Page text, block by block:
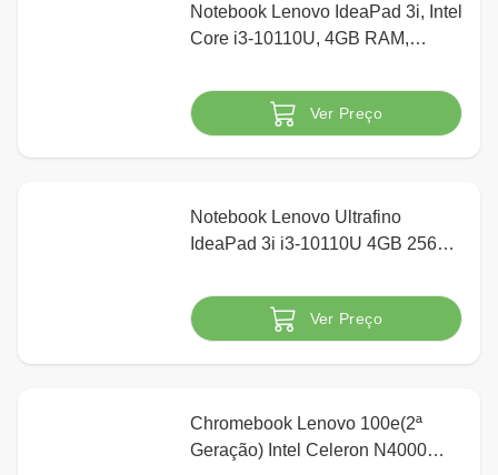
Notebook Lenovo IdeaPad 3i, Intel
Core i3-10110U, 4GB RAM,
82BS0006BR Prata
Indisponível
Ver Preço
Notebook Lenovo Ultrafino
IdeaPad 3i i3-10110U 4GB 256
Prata
Indisponível
Ver Preço
Chromebook Lenovo 100e(2ª
Geração) Intel Celeron N4000